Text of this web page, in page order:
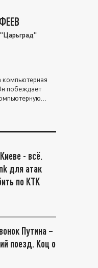
компьютерная
побеждает
- всё.
для атак
по КТК
Путина –
поезд. Коц о